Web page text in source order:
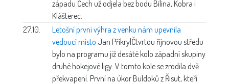
západu Čech už odjela bez bodu Bílina, Kobra i
Klášterec.
27.10.
Letošní první výhra z venku nám upevnila
vedoucí místo Jan PřikrylČtvrtou říjnovou středu
bylo na programu již desáté kolo západní skupiny
druhé hokejové ligy. V tomto kole se zrodila dvě
překvapení. První na úkor Buldoků z Řisut, kteří